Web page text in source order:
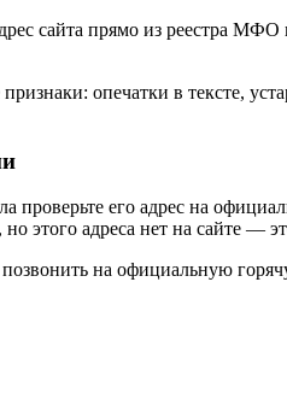
сайта прямо из реестра МФО
опечатки в тексте,
проверьте его адрес на
этого адреса нет на сайте —
на официальную